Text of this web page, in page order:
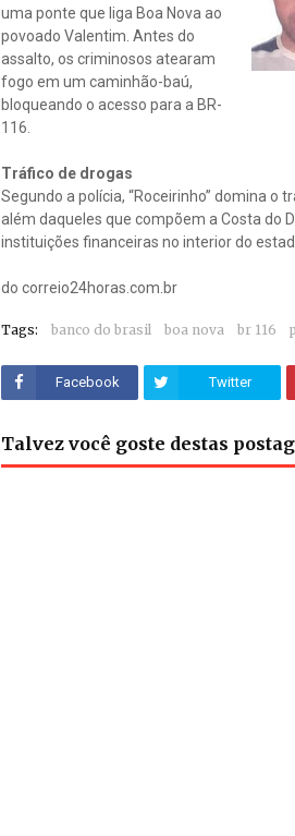
uma ponte que liga Boa Nova ao
povoado Valentim. Antes do
assalto, os criminosos atearam
fogo em um caminhão-baú,
bloqueando o acesso para a BR-
116.
Tráfico de drogas
Segundo a polícia, “Roceirinho” domina o
além daqueles que compõem a Costa do
instituições financeiras no interior do
do correio24horas.com.br
Tags: banco do brasil boa nova br 116
Facebook Twitter
Talvez você goste destas